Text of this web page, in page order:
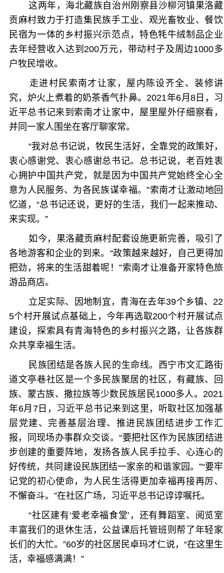
这两年，海北藏族自治州刚察县沙柳河镇果洛藏
贡麻村致力于打造集民族手工业、观光畜牧业、餐饮
民宿为一体的乡村振兴示范点，特色牦牛绒制品企业
去年经营收入达到200万元，带动村子及周边1000多
户牧民增收。
走进村民索南才让家，屋内陈设齐全、装修讲
究，炉火上煮着的奶茶香气扑鼻。2021年6月8日，习
近平总书记来到索南才让家中，屋里屋外仔细察看，
并同一家人围坐在客厅聊家常。
“我对总书记说，牧民生活好，全靠党的政策好，
衷心感谢党、衷心感谢总书记。总书记说，老百姓衷
心拥护中国共产党，就是因为中国共产党始终全心全
意为人民服务、为各民族谋幸福。”索南才让激动地回
忆道，“总书记还说，更好的生活，我们一起来推动、
来实现。”
如今，果洛藏贡麻村配套设施更新完善，吸引了
各地游客和企业的到来。“政策越来越好，自己更得加
把劲，将来的生活甜着呢！”索南才让准备开家特色旅
游品商店。
立足实际、因地制宜，青海在去年39个乡镇、22
5个村开展试点基础上，今年再选取200个村开展试点
建设，探索具有青海特色的乡村振兴之路，让各族群
众共享幸福生活。
民族团结是各族人民的生命线。西宁市文汇路街
道文亭巷社区是一个多民族聚居的社区，有藏族、回
族、蒙古族、撒拉族等少数民族居民1000多人。2021
年6月7日，习近平总书记来到这里，听取社区加强基
层党建、完善基层治理、推进民族团结进步工作汇
报，同现场办事群众交谈。“要把社区作为民族团结进
步创建的重要阵地，发扬各族人民手拉手、心连心的
好传统，共同建设民族团结一家亲的和谐家园。”“要牢
记党的初心使命，为人民生活得更加幸福再接再厉、
不懈奋斗。”在社区广场，习近平总书记谆谆嘱托。
“社区建有‘爱老幸福食堂’，还有舞蹈室、阅览室
丰富我们的退休生活，公益课后托管班则帮了年轻家
长们的大忙。”60岁的社区居民卓玛才仁说，“在这里生
活，幸福感满满！”